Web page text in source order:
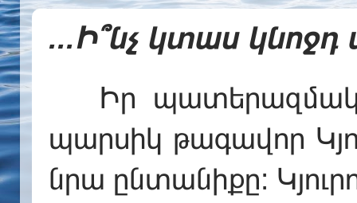
...Ի՞նչ կտաս
Իր
պարսիկ թագավոր
նրա ընտանիքը: